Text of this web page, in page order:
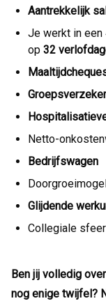
Aantrekkelijk
Je werkt in
op 32
Netto-
Bedrijfswagen
Glijdende
Collegiale sfeer
Ben jij volledig
nog enige twijfel?